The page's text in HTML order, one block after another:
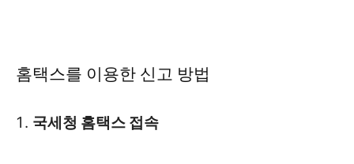
홈택스를 이용한 신고 방법
국세청 홈택스 접속